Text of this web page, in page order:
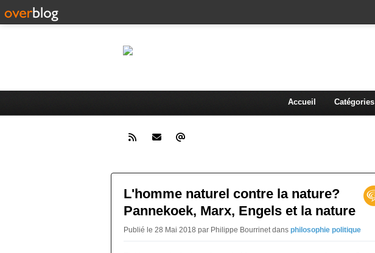
Accueil Catégories
L'homme naturel contre la nature?
Pannekoek, Marx, Engels et la nature
Publié le 28 Mai 2018 par Philippe Bourrinetdans philosophie politique